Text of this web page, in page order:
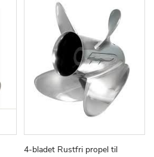
TILFØJ
4-bladet Rustfri propel til